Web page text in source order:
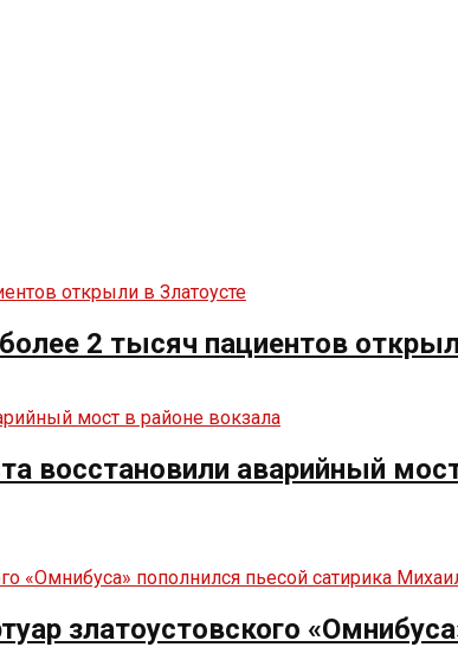
2 тысяч пациентов
восстановили аварийный
златоустовского